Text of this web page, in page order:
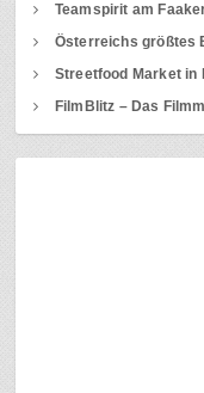
Teamspirit am
Österreichs größtes
Streetfood Market in
FilmBlitz – Das